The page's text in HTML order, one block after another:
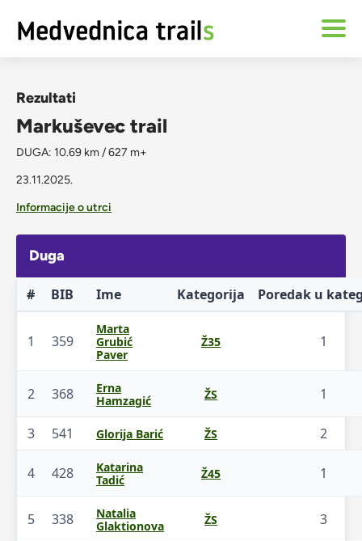
Rezultati
Markuševec trail
DUGA: 10.69 km / 627 m+
23.11.2025.
Informacije o utrci
Duga
# BIB Ime Kategorija Poredak u
1 359
Marta
Grubić
Paver
Ž35 1
2 368
Erna
Hamzagić
ŽS 1
3 541 Glorija Barić ŽS 2
4 428
Katarina
Tadić
Ž45 1
5 338
Natalia
Glaktionova
ŽS 3